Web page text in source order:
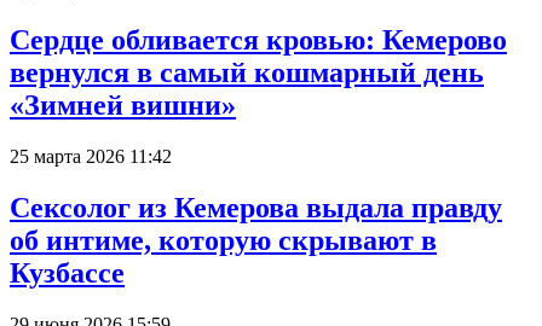
Сердце обливается кровью: Кемерово
вернулся в самый кошмарный день
«Зимней вишни»
25 марта 2026 11:42
Сексолог из Кемерова выдала правду
об интиме, которую скрывают в
Кузбассе